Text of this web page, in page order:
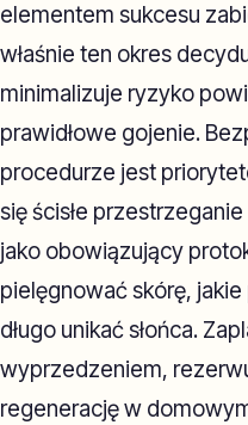
elementem sukcesu
właśnie ten okres
minimalizuje ryzyko
prawidłowe gojenie.
procedurze jest
się ścisłe
jako obowiązujący
pielęgnować skórę,
długo unikać słońca.
wyprzedzeniem,
regenerację w